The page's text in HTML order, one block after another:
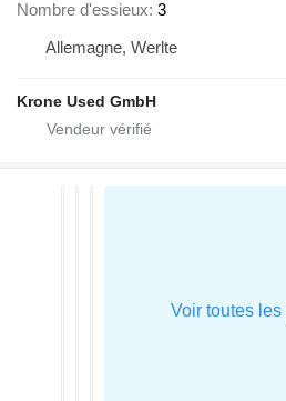
Nombre d'essieux 3
Allemagne, Werlte
Krone Used GmbH